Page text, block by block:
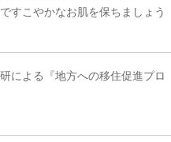
ですこやかなお肌を保ちましょう
による『地方への移住促進プロ